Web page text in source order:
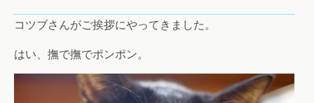
コツブさんがご挨拶にやってきました。
はい、撫で撫でポンポン。